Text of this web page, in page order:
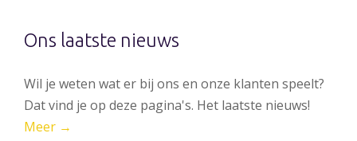
Ons laatste nieuws
Wil je weten wat er bij ons en onze klanten speelt?
Dat vind je op deze pagina's. Het laatste nieuws!
Meer →